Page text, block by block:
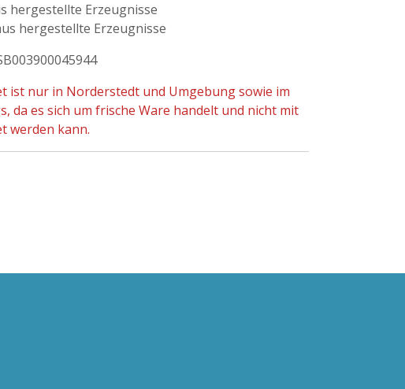
hergestellte Erzeugnisse
hergestellte Erzeugnisse
3900045944
ist nur in Norderstedt und Umgebung sowie im
da es sich um frische Ware handelt und nicht mit
werden kann.